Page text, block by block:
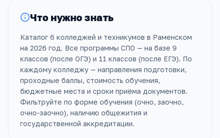
Что нужно знать
Каталог 6 колледжей и техникумов в Раменском
на 2026 год. Все программы СПО — на базе 9
классов (после ОГЭ) и 11 классов (после ЕГЭ). По
каждому колледжу — направления подготовки,
проходные баллы, стоимость обучения,
бюджетные места и сроки приёма документов.
Фильтруйте по форме обучения (очно, заочно,
очно-заочно), наличию общежития и
государственной аккредитации.